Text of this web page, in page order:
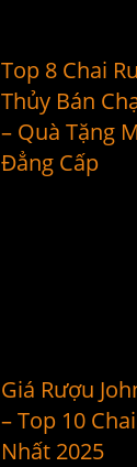
Top 8 Chai
Thủy Bán
– Quà Tặng
Đẳng Cấp
Giá Rượu
– Top 10
Nhất 2025